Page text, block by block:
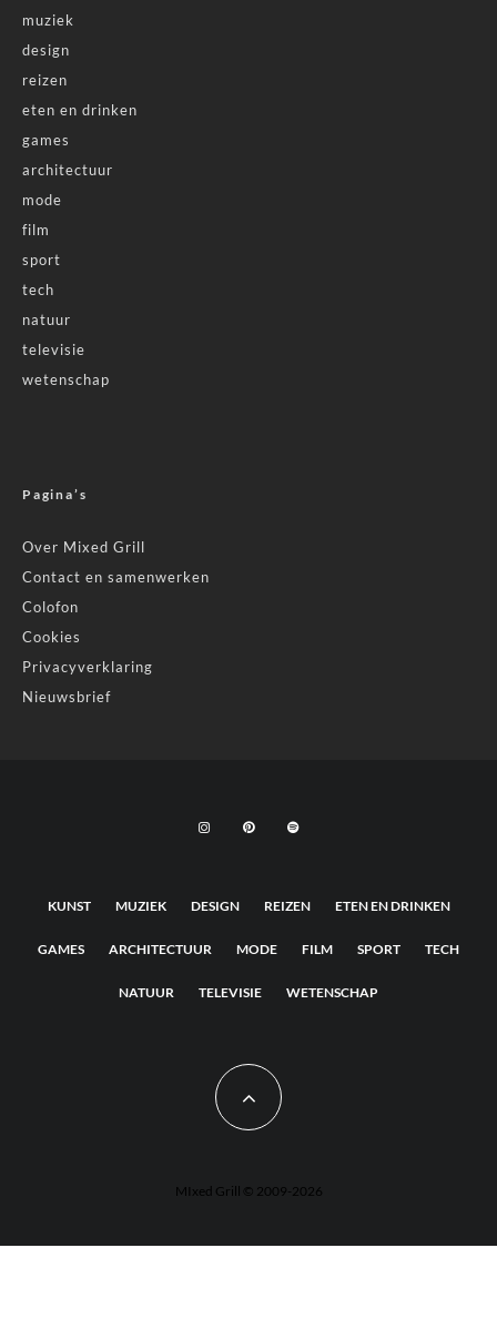
muziek
design
reizen
eten en drinken
games
architectuur
mode
film
sport
tech
natuur
televisie
wetenschap
Pagina’s
Over Mixed Grill
Contact en samenwerken
Colofon
Cookies
Privacyverklaring
Nieuwsbrief
KUNST MUZIEK DESIGN REIZEN ETEN EN DRINKEN
GAMES ARCHITECTUUR MODE FILM SPORT TECH
NATUUR TELEVISIE WETENSCHAP
MIxed Grill © 2009-2026